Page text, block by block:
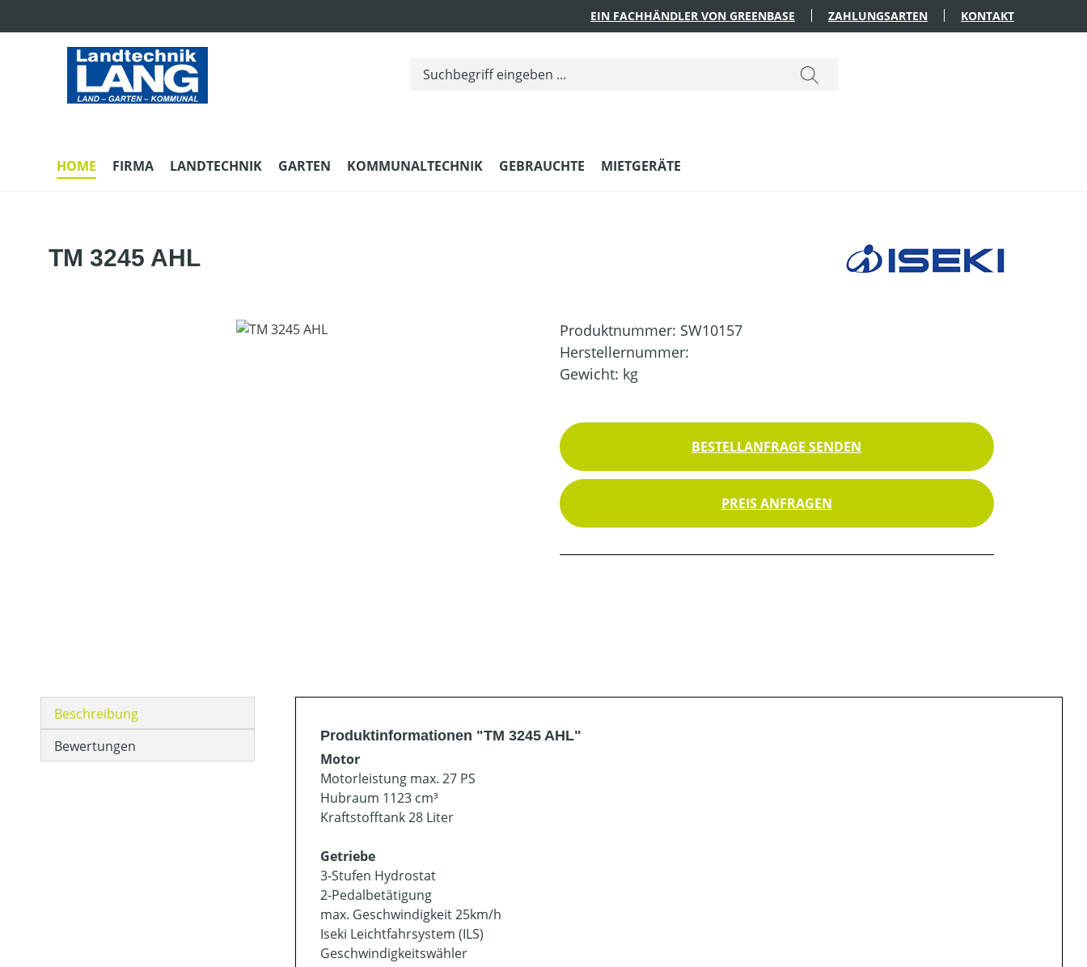
EIN FACHHÄNDLER VON GREENBASE ZAHLUNGSARTEN KONTAKT
HOME FIRMA LANDTECHNIK GARTEN KOMMUNALTECHNIK GEBRAUCHTE MIETGERÄTE
TM 3245 AHL
Produktnummer: SW10157
Herstellernummer:
Gewicht: kg
BESTELLANFRAGE SENDEN
PREIS ANFRAGEN
Beschreibung
Bewertungen
Produktinformationen "TM 3245 AHL"
Motor
Motorleistung max. 27 PS
Hubraum 1123 cm³
Kraftstofftank 28 Liter
Getriebe
3-Stufen Hydrostat
2-Pedalbetätigung
max. Geschwindigkeit 25km/h
Iseki Leichtfahrsystem (ILS)
Geschwindigkeitswähler